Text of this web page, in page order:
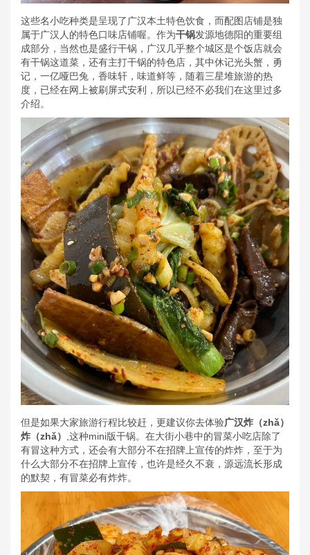
这些名小吃种类是呈现了广汉本土特色饮食，而配图店铺是独
属于广汉人的特色口味店铺喔。作为干锅发源地德阳的重要组
成部分，当然也是盛行干锅，广汉几乎整个城区是个饭店就会
有干锅这道菜，还有主打干锅的特色店，其中休记光头蟹，勇
记，一亿哑巴兔，香味轩，味道鲜等，随着三星堆旅游的热
度，已经在网上被刷屏式安利，所以已经不必我们在这里过多
介绍。
但是如果大家旅游行程比较赶，更建议你去体验广汉炸（zhǎ）
炸 （zhǎ）
,这种mini版干锅。在大街小巷中的冒菜小吃店除了
有冒这种方式，还会有大部分不在招牌上宣传的炸炸，至于为
什么大部分不在招牌上宣传，也许是经久不衰，源远流长形成
的默契，有冒菜必有炸炸。